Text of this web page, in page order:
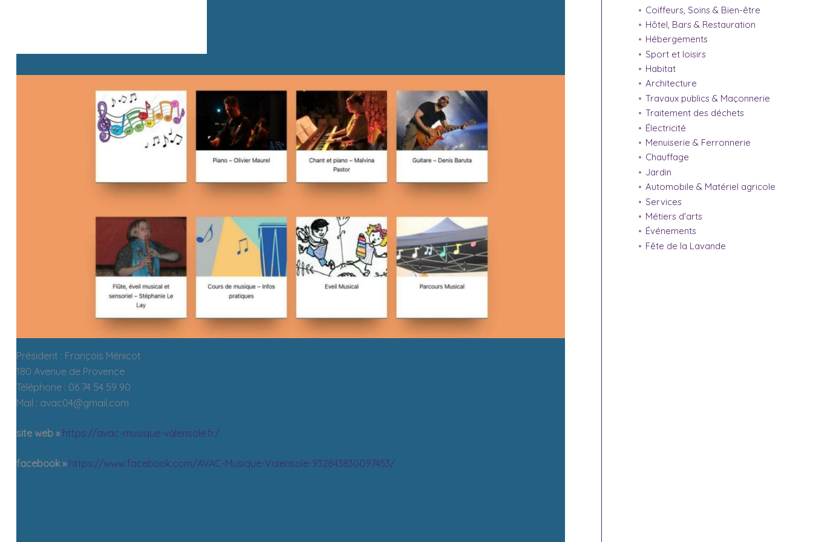
Président : François Ménicot
180 Avenue de Provence
Téléphone : 06 74 54 59 90
Mail : avac04@gmail.com
site web » https://avac-musique-valensole.fr/
facebook » https://www.facebook.com/AVAC-Musique-Valensole-932843830097453/
Coiffeurs, Soins & Bien-être
Hôtel, Bars & Restauration
Hébergements
Sport et loisirs
Habitat
Architecture
Travaux publics & Maçonnerie
Traitement des déchets
Électricité
Menuiserie & Ferronnerie
Chauffage
Jardin
Automobile & Matériel agricole
Services
Métiers d'arts
Événements
Fête de la Lavande